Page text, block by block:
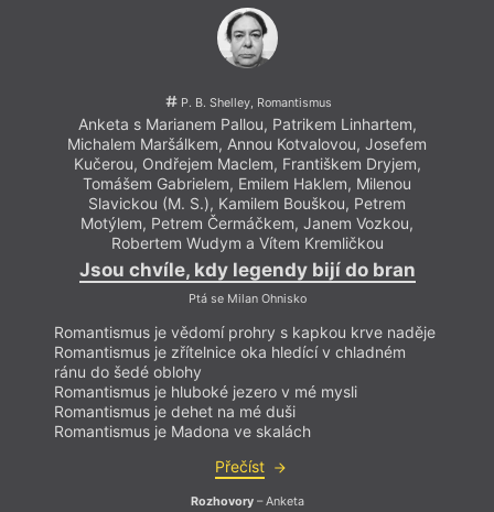
P. B. Shelley, Romantismus
Anketa s Marianem Pallou, Patrikem Linhartem,
Michalem Maršálkem, Annou Kotvalovou, Josefem
Kučerou, Ondřejem Maclem, Františkem Dryjem,
Tomášem Gabrielem, Emilem Haklem, Milenou
Slavickou (M. S.), Kamilem Bouškou, Petrem
Motýlem, Petrem Čermáčkem, Janem Vozkou,
Robertem Wudym a Vítem Kremličkou
Jsou chvíle, kdy legendy bijí do bran
Ptá se Milan Ohnisko
Romantismus je vědomí prohry s kapkou krve naděje
Romantismus je zřítelnice oka hledící v chladném
ránu do šedé oblohy
Romantismus je hluboké jezero v mé mysli
Romantismus je dehet na mé duši
Romantismus je Madona ve skalách
Přečíst
Rozhovory– Anketa